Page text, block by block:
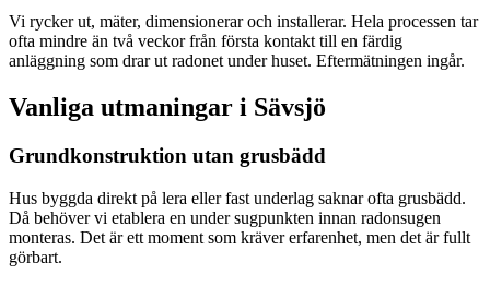
Vi rycker ut, mäter, dimensionerar och installerar. Hela processen tar
ofta mindre än två veckor från första kontakt till en färdig
anläggning som drar ut radonet under huset. Eftermätningen ingår.
Vanliga utmaningar i Sävsjö
Grundkonstruktion utan grusbädd
Hus byggda direkt på lera eller fast underlag saknar ofta grusbädd.
Då behöver vi etablera en under sugpunkten innan radonsugen
monteras. Det är ett moment som kräver erfarenhet, men det är fullt
görbart.